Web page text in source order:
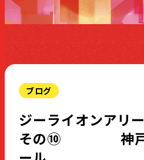
ブログ
ジーライオンアリ
その⑩ 神戸